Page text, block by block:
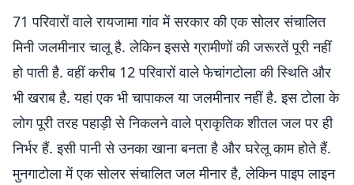
71 परिवारों वाले रायजामा गांव में सरकार की एक सोलर संचालित
मिनी जलमीनार चालू है. लेकिन इससे ग्रामीणों की जरूरतें पूरी नहीं
हो पाती है. वहीं करीब 12 परिवारों वाले फेचांगटोला की स्थिति और
भी खराब है. यहां एक भी चापाकल या जलमीनार नहीं है. इस टोला के
लोग पूरी तरह पहाड़ी से निकलने वाले प्राकृतिक शीतल जल पर ही
निर्भर हैं. इसी पानी से उनका खाना बनता है और घरेलू काम होते हैं.
मुनगाटोला में एक सोलर संचालित जल मीनार है, लेकिन पाइप लाइन